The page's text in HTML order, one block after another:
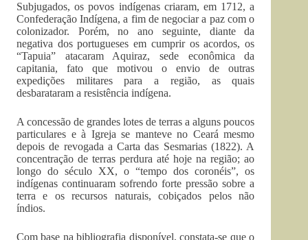
Subjugados, os povos indígenas criaram, em 1712, a
Confederação Indígena, a fim de negociar a paz com o
colonizador. Porém, no ano seguinte, diante da
negativa dos portugueses em cumprir os acordos, os
“Tapuia” atacaram Aquiraz, sede econômica da
capitania, fato que motivou o envio de outras
expedições militares para a região, as quais
desbarataram a resistência indígena.
A concessão de grandes lotes de terras a alguns poucos
particulares e à Igreja se manteve no Ceará mesmo
depois de revogada a Carta das Sesmarias (1822). A
concentração de terras perdura até hoje na região; ao
longo do século XX, o “tempo dos coronéis”, os
indígenas continuaram sofrendo forte pressão sobre a
terra e os recursos naturais, cobiçados pelos não
índios.
Com base na bibliografia disponível, constata-se que o